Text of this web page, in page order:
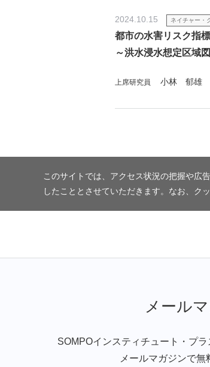
2024.10.15 ネイチャー・
都市の水害リスク指
～洪水浸水想定区域
上席研究員 小林 郁雄
このサイトでは、アクセス状況の把握や広
したこととさせていただきます。なお、ク
メール
SOMPOインスティチュート・プ
メールマガジンで無